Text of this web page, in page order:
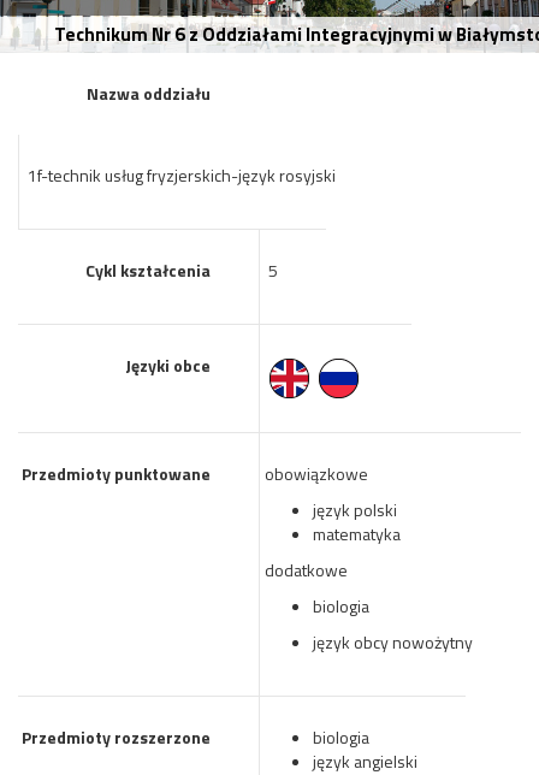
Technikum Nr 6 z Oddziałami Integracyjnymi w
Nazwa oddziału
1f-technik usług fryzjerskich-język rosyjski
Cykl kształcenia 5
Języki obce
Przedmioty punktowane
obowiązkowe
język polski
matematyka
dodatkowe
biologia
język obcy nowożytny
Przedmioty rozszerzone
biologia
język angielski